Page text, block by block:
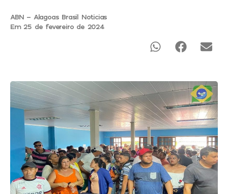
ABN - Alagoas Brasil Noticias
Em 25 de fevereiro de 2024